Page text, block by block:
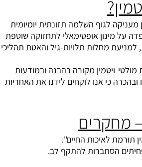
לגוף השלמה תזונתית יומיומית
על מינון אופטימאלי לתחזוקה שוטפת
מחלות תלויות-גיל והאטת תהליכי
ויטמין מקורה בהבנה ובמודעות
ובהכרה כי אנו לוקחים לידנו את האחריות
– מחקרים
לאיכות החיים".
הסתברות להתקף לב.